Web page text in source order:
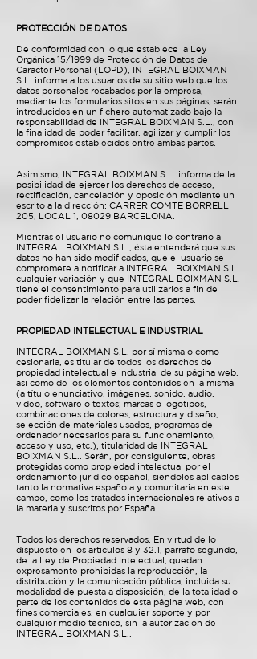
PROTECCIÓN DE DATOS
De conformidad con lo que establece la Ley
Orgánica 15/1999 de Protección de Datos de
Carácter Personal (LOPD), INTEGRAL BOIXMAN
S.L. informa a los usuarios de su sitio web que los
datos personales recabados por la empresa,
mediante los formularios sitos en sus páginas, serán
introducidos en un fichero automatizado bajo la
responsabilidad de INTEGRAL BOIXMAN S.L., con
la finalidad de poder facilitar, agilizar y cumplir los
compromisos establecidos entre ambas partes.
Asimismo, INTEGRAL BOIXMAN S.L. informa de la
posibilidad de ejercer los derechos de acceso,
rectificación, cancelación y oposición mediante un
escrito a la dirección: CARRER COMTE BORRELL
205, LOCAL 1, 08029 BARCELONA.
Mientras el usuario no comunique lo contrario a
INTEGRAL BOIXMAN S.L., ésta entenderá que sus
datos no han sido modificados, que el usuario se
compromete a notificar a INTEGRAL BOIXMAN S.L.
cualquier variación y que INTEGRAL BOIXMAN S.L.
tiene el consentimiento para utilizarlos a fin de
poder fidelizar la relación entre las partes.
PROPIEDAD INTELECTUAL E INDUSTRIAL
INTEGRAL BOIXMAN S.L. por sí misma o como
cesionaria, es titular de todos los derechos de
propiedad intelectual e industrial de su página web,
así como de los elementos contenidos en la misma
(a título enunciativo, imágenes, sonido, audio,
vídeo, software o textos; marcas o logotipos,
combinaciones de colores, estructura y diseño,
selección de materiales usados, programas de
ordenador necesarios para su funcionamiento,
acceso y uso, etc.), titularidad de INTEGRAL
BOIXMAN S.L.. Serán, por consiguiente, obras
protegidas como propiedad intelectual por el
ordenamiento jurídico español, siéndoles aplicables
tanto la normativa española y comunitaria en este
campo, como los tratados internacionales relativos a
la materia y suscritos por España.
Todos los derechos reservados. En virtud de lo
dispuesto en los artículos 8 y 32.1, párrafo segundo,
de la Ley de Propiedad Intelectual, quedan
expresamente prohibidas la reproducción, la
distribución y la comunicación pública, incluida su
modalidad de puesta a disposición, de la totalidad o
parte de los contenidos de esta página web, con
fines comerciales, en cualquier soporte y por
cualquier medio técnico, sin la autorización de
INTEGRAL BOIXMAN S.L..